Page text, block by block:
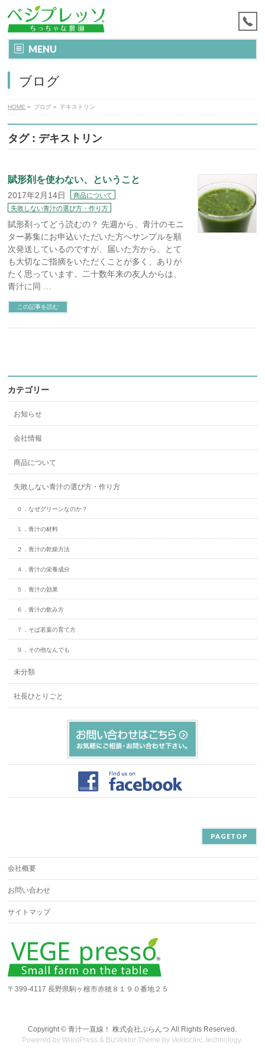
MENU
ブログ
HOME » ブログ » デキストリン
タグ : デキストリン
賦形剤を使わない、ということ
2017年2月14日
商品について
失敗しない青汁の選び方・作り方
賦形剤ってどう読むの？ 先週から、青汁のモニ
ター募集にお申込いただいた方へサンプルを順
次発送しているのですが、届いた方から、とて
も大切なご指摘をいただくことが多く、ありが
たく思っています。二十数年来の友人からは、
青汁に同 …
この記事を読む
カテゴリー
お知らせ
会社情報
商品について
失敗しない青汁の選び方・作り方
０．なぜグリーンなのか？
１．青汁の材料
２．青汁の乾燥方法
４．青汁の栄養成分
５．青汁の効果
６．青汁の飲み方
７．そば若葉の育て方
９．その他なんでも
未分類
社長ひとりごと
PAGETOP
会社概要
お問い合わせ
サイトマップ
〒399-4117 長野県駒ヶ根市赤穂８１９０番地２５
Copyright ©青汁一直線！ 株式会社ぷらんつ All Rights Reserved.
Powered byWordPress & BizVektor Theme byVektor,Inc. technology.